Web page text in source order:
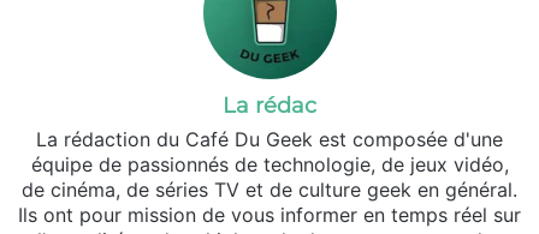
La rédac
La rédaction du Café Du Geek est composée d'une
équipe de passionnés de technologie, de jeux vidéo,
de cinéma, de séries TV et de culture geek en général.
Ils ont pour mission de vous informer en temps réel sur